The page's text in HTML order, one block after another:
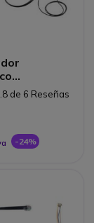
APV63
de 6 Reseñas
-24%